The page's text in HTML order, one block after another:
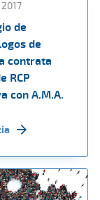
de
de
contrata
RCP
con A.M.A.